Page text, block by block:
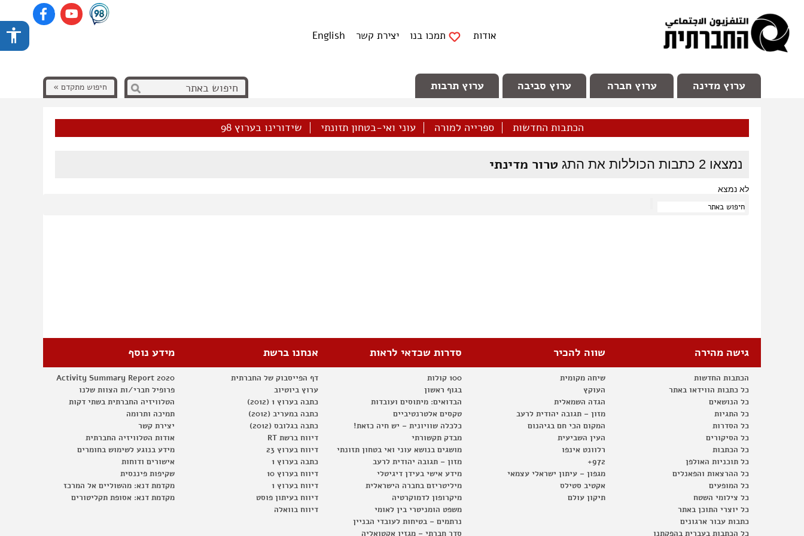
אודות תמכו בנו יצירת קשר English
ערוץ מדינה ערוץ חברה ערוץ סביבה ערוץ תרבות חיפוש מתקדם »
הכתבות החדשות ספרייה למורה עוני ואי-בטחון תזונתי שידורינו בערוץ 98
נמצאו 2 כתבות הכוללות את התג טרור מדינתי
לא נמצא
גישה מהירה
הכתבות החדשות
כל כתבות הווידאו באתר
כל הנושאים
כל התגיות
כל הסדרות
כל הסיקורים
כל הכתבות
כל תוכניות האולפן
כל ההרצאות והפאנלים
כל המופעים
כל צילומי השטח
כל יוצרי התוכן באתר
כתבות עבור ארגונים
כל הכתבות בעברית בהפקתנו
שווה להכיר
שיחה מקומית
העוקץ
הגדה השמאלית
מזון – תגובה יהודית לרעב
המקום הכי חם בגיהנום
העין השביעית
רלוונט אינפו
972+
מגפון – עיתון ישראלי עצמאי
אקטיב סטילס
תיקון עולם
סדרות שכדאי לראות
100 קולות
בגוף ראשון
הבדואים: מיתוסים ועובדות
טקסים אלטרנטיביים
כלכלה שוויונית – יש חיה כזאת!
מבדק תקשורתי
מושגים בנושא עוני ואי בטחון תזונתי
מזון – תגובה יהודית לרעב
מידע אישי בעידן דיגיטלי
מיליטריזם בחברה הישראלית
מיקרופון לדמוקרטיה
משפט הומניטרי בין לאומי
נרתמים – בטיחות לעובדי הבניין
סדר חברתי – מגזין אקטואליה
אנחנו ברשת
דף הפייסבוק של החברתית
ערוץ ביוטיוב
כתבה בערוץ 1 (2012)
כתבה במעריב (2012)
כתבה בגלובס (2012)
דיווח ברשת RT
דיווח בערוץ 23
כתבה בערוץ 1
דיווח בערוץ 10
דיווח בערוץ 1
דיווח בעיתון פוסט
דיווח בוואלה
מידע נוסף
Activity Summary Report 2020
פרופיל חברי/ות הצוות שלנו
הטלוויזיה החברתית בשתי דקות
תמיכה ותרומה
יצירת קשר
אודות הטלוויזיה החברתית
מידע בנוגע לשימוש בחומרים
אישורים ודוחות
שקיפות פיננסית
מקדמת דנא: מהשוליים אל המרכז
מקדמת דנא: אסופת תקליטורים